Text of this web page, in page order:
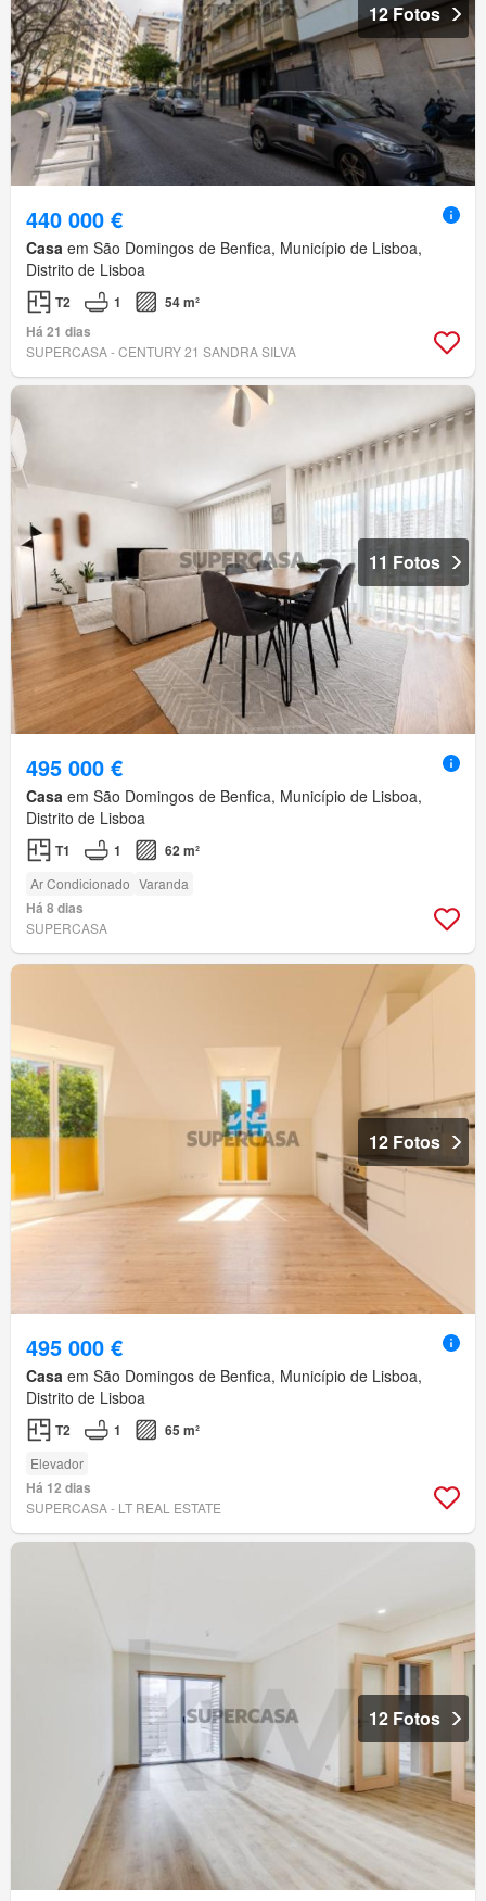
12 Fotos
440 000 €
Casa em São Domingos de Benfica, Município de Lisboa,
Distrito de Lisboa
T2 1
54 m²
Há 21 dias
SUPERCASA - CENTURY 21 SANDRA SILVA
11 Fotos
495 000 €
Casa em São Domingos de Benfica, Município de Lisboa,
Distrito de Lisboa
T1 1 62 m²
Ar Condicionado Varanda
Há 8 dias
SUPERCASA
12 Fotos
495 000 €
Casa em São Domingos de Benfica, Município de Lisboa,
Distrito de Lisboa
T2 1 65 m²
Elevador
Há 12 dias
SUPERCASA - LT REAL ESTATE
12 Fotos